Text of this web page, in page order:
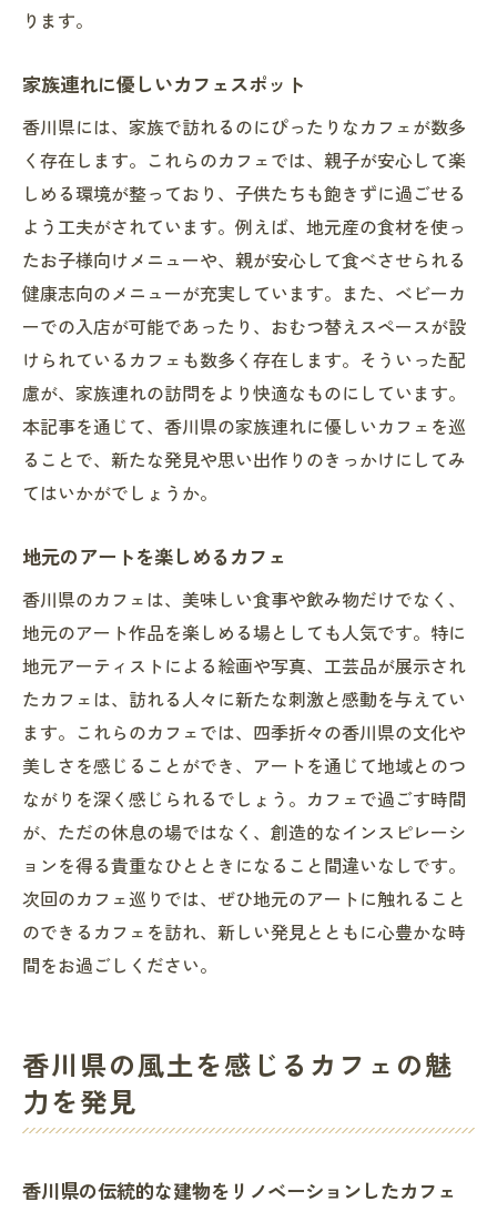
ります。
家族連れに優しいカフェスポット
香川県には、家族で訪れるのにぴったりなカフェが数多
く存在します。これらのカフェでは、親子が安心して楽
しめる環境が整っており、子供たちも飽きずに過ごせる
よう工夫がされています。例えば、地元産の食材を使っ
たお子様向けメニューや、親が安心して食べさせられる
健康志向のメニューが充実しています。また、ベビーカ
ーでの入店が可能であったり、おむつ替えスペースが設
けられているカフェも数多く存在します。そういった配
慮が、家族連れの訪問をより快適なものにしています。
本記事を通じて、香川県の家族連れに優しいカフェを巡
ることで、新たな発見や思い出作りのきっかけにしてみ
てはいかがでしょうか。
地元のアートを楽しめるカフェ
香川県のカフェは、美味しい食事や飲み物だけでなく、
地元のアート作品を楽しめる場としても人気です。特に
地元アーティストによる絵画や写真、工芸品が展示され
たカフェは、訪れる人々に新たな刺激と感動を与えてい
ます。これらのカフェでは、四季折々の香川県の文化や
美しさを感じることができ、アートを通じて地域とのつ
ながりを深く感じられるでしょう。カフェで過ごす時間
が、ただの休息の場ではなく、創造的なインスピレーシ
ョンを得る貴重なひとときになること間違いなしです。
次回のカフェ巡りでは、ぜひ地元のアートに触れること
のできるカフェを訪れ、新しい発見とともに心豊かな時
間をお過ごしください。
香川県の風土を感じるカフェの魅
力を発見
香川県の伝統的な建物をリノベーションしたカフェ